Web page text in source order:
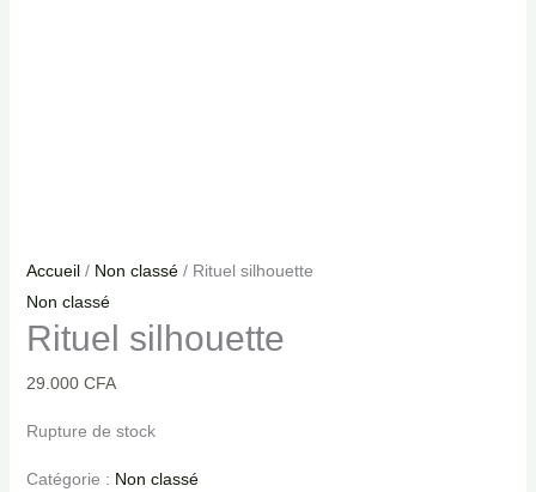
Accueil/ Non classé/ Rituel silhouette
Non classé
Rituel silhouette
29.000 CFA
Rupture de stock
Catégorie : Non classé